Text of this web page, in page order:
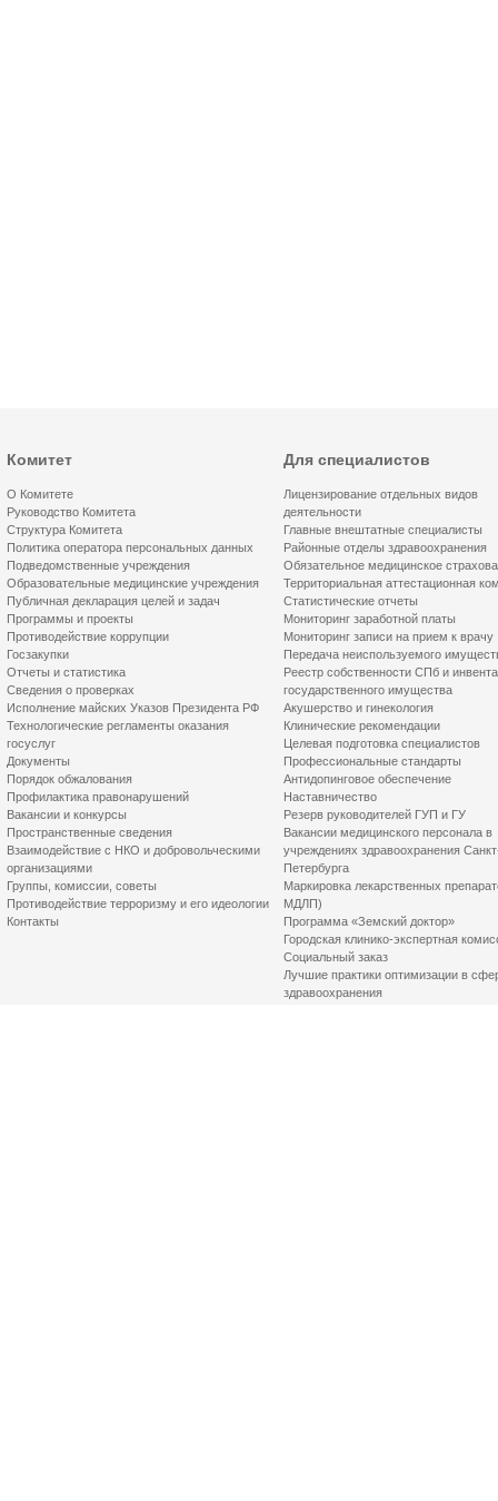
Комитет
О Комитете
Руководство Комитета
Структура Комитета
Политика оператора персональных данных
Подведомственные учреждения
Образовательные медицинские учреждения
Публичная декларация целей и задач
Программы и проекты
Противодействие коррупции
Госзакупки
Отчеты и статистика
Сведения о проверках
Исполнение майских Указов Президента РФ
Технологические регламенты оказания
госуслуг
Документы
Порядок обжалования
Профилактика правонарушений
Вакансии и конкурсы
Пространственные сведения
Взаимодействие с НКО и добровольческими
организациями
Группы, комиссии, советы
Противодействие терроризму и его идеологии
Контакты
Для специалистов
Лицензирование отдельных видов
деятельности
Главные внештатные специалисты
Районные отделы здравоохранения
Обязательное медицинское
Территориальная аттестационная
Статистические отчеты
Мониторинг заработной платы
Мониторинг записи на прием к врачу
Передача неиспользуемого
Реестр собственности СПб и
государственного имущества
Акушерство и гинекология
Клинические рекомендации
Целевая подготовка специалистов
Профессиональные стандарты
Антидопинговое обеспечение
Наставничество
Резерв руководителей ГУП и ГУ
Вакансии медицинского персонала в
учреждениях здравоохранения
Петербурга
Маркировка лекарственных
МДЛП)
Программа «Земский доктор»
Городская клинико-экспертная
Социальный заказ
Лучшие практики оптимизации в
здравоохранения